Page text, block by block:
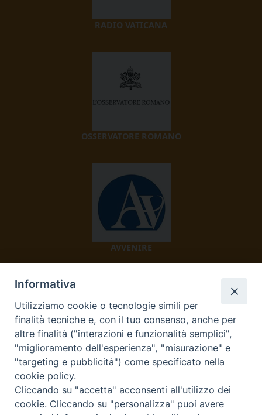
RADIO VATICANA
OSSERVATORE ROMANO
AVVENIRE
TV 2000
Informativa
Utilizziamo cookie o tecnologie simili per
finalità tecniche e, con il tuo consenso, anche per
altre finalità ("interazioni e funzionalità semplici",
"miglioramento dell'esperienza", "misurazione" e
"targeting e pubblicità") come specificato nella
cookie policy.
Cliccando su "accetta" acconsenti all'utilizzo dei
cookie. Cliccando su "personalizza" puoi avere